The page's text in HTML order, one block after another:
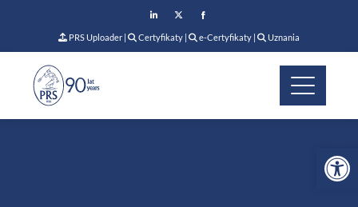
PRS Uploader | Certyfikaty | e-Certyfikaty | Uznania